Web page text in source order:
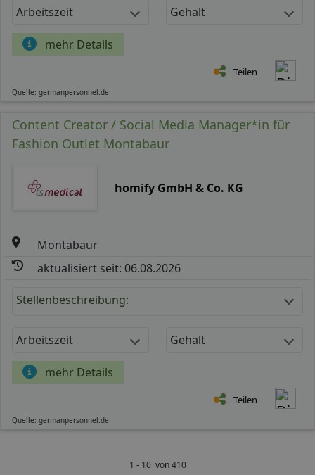
Arbeitszeit Gehalt
mehr Details
Teilen
Quelle: germanpersonnel.de
Content Creator / Social Media Manager*in für
Fashion Outlet Montabaur
homify GmbH & Co. KG
Montabaur
aktualisiert seit: 06.08.2026
Stellenbeschreibung:
Arbeitszeit Gehalt
mehr Details
Teilen
Quelle: germanpersonnel.de
1 - 10 von 410